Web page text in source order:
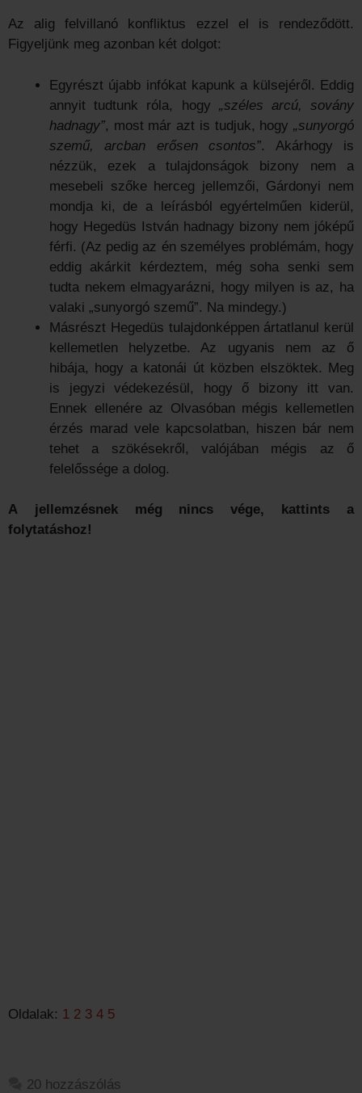
Az alig felvillanó konfliktus ezzel el is rendeződött.
Figyeljünk meg azonban két dolgot:
Egyrészt újabb infókat kapunk a külsejéről. Eddig
annyit tudtunk róla, hogy „széles arcú, sovány
hadnagy”, most már azt is tudjuk, hogy „sunyorgó
szemű, arcban erősen csontos”. Akárhogy is
nézzük, ezek a tulajdonságok bizony nem a
mesebeli szőke herceg jellemzői, Gárdonyi nem
mondja ki, de a leírásból egyértelműen kiderül,
hogy Hegedüs István hadnagy bizony nem jóképű
férfi. (Az pedig az én személyes problémám, hogy
eddig akárkit kérdeztem, még soha senki sem
tudta nekem elmagyarázni, hogy milyen is az, ha
valaki „sunyorgó szemű”. Na mindegy.)
Másrészt Hegedüs tulajdonképpen ártatlanul kerül
kellemetlen helyzetbe. Az ugyanis nem az ő
hibája, hogy a katonái út közben elszöktek. Meg
is jegyzi védekezésül, hogy ő bizony itt van.
Ennek ellenére az Olvasóban mégis kellemetlen
érzés marad vele kapcsolatban, hiszen bár nem
tehet a szökésekről, valójában mégis az ő
felelőssége a dolog.
A jellemzésnek még nincs vége, kattints a
folytatáshoz!
Oldalak: 1 2 3 4 5
20 hozzászólás